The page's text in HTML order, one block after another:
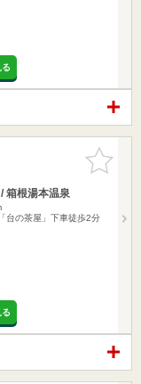
お気に入
りに追加
箱根湯本温泉
台の茶屋」下車徒歩2分